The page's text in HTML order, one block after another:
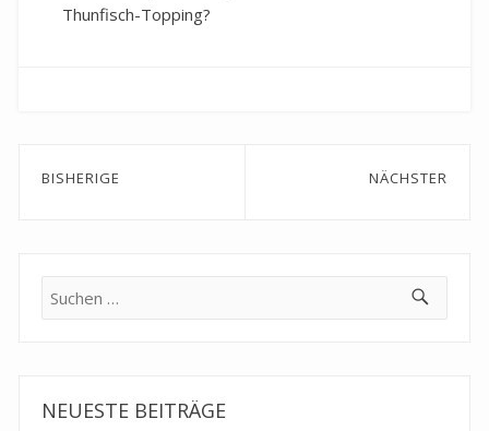
Thunfisch-Topping?
Beitragsnavigation
BISHERIGE NÄCHSTER
Suche
NEUESTE BEITRÄGE